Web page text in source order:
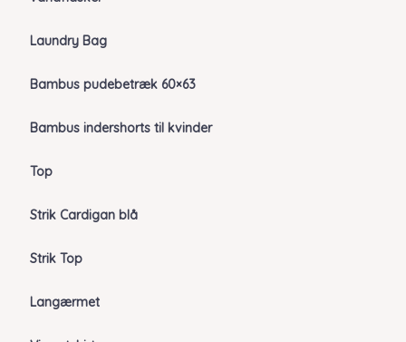
Laundry Bag
Bambus pudebetræk 60×63
Bambus indershorts til kvinder
Top
Strik Cardigan blå
Strik Top
Langærmet